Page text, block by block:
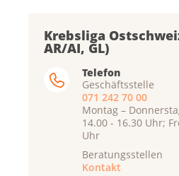
Krebsliga
AR/AI, GL)
Telefon
Geschäftsstelle
071 242 70 00
Montag –
14.00 - 16.30 Uhr;
Uhr
Beratungsstellen
Kontakt